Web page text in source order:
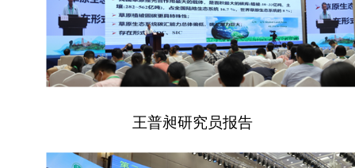
王普昶研究员报告